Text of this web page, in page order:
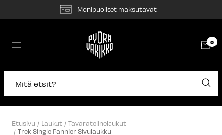
Monipuoliset maksutavat
Navigaatio
Pyörävarikko
0
Mitä etsit?
Etusivu Laukut
Tavaratelinelaukut
Trek Single Pannier Sivulaukku